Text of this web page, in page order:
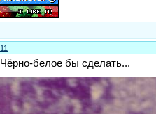
11
белое бы сделать...